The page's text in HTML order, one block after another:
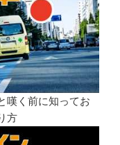
嘆く前に知ってお
方